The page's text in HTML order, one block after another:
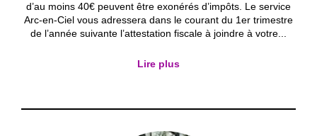
d’au moins 40€ peuvent être exonérés d’impôts. Le service
Arc-en-Ciel vous adressera dans le courant du 1er trimestre
de l’année suivante l’attestation fiscale à joindre à votre...
Lire plus